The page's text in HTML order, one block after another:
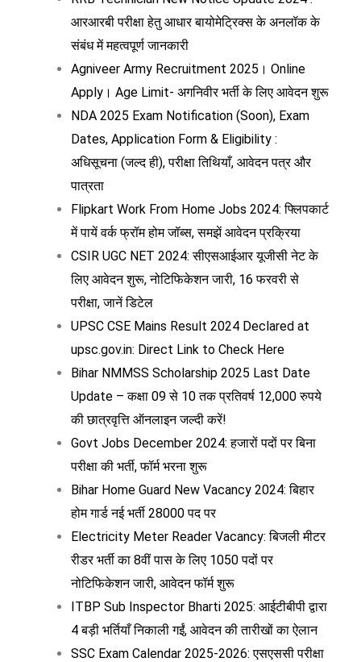
आरआरबी परीक्षा हेतु आधार बायोमेट्रिक्स के अनलॉक के
संबंध में महत्वपूर्ण जानकारी
Agniveer Army Recruitment 2025। Online
Apply। Age Limit- अगनिवीर भर्ती के लिए आवेदन शुरू
NDA 2025 Exam Notification (Soon), Exam
Dates, Application Form & Eligibility :
अधिसूचना (जल्द ही), परीक्षा तिथियाँ, आवेदन पत्र और
पात्रता
Flipkart Work From Home Jobs 2024: फ्लिपकार्ट
में पायें वर्क फ्रॉम होम जॉब्स, समझें आवेदन प्रक्रिया
CSIR UGC NET 2024: सीएसआईआर यूजीसी नेट के
लिए आवेदन शुरू, नोटिफिकेशन जारी, 16 फरवरी से
परीक्षा, जानें डिटेल
UPSC CSE Mains Result 2024 Declared at
upsc.gov.in: Direct Link to Check Here
Bihar NMMSS Scholarship 2025 Last Date
Update – कक्षा 09 से 10 तक प्रतिवर्ष 12,000 रुपये
की छात्रवृत्ति ऑनलाइन जल्दी करें!
Govt Jobs December 2024: हजारों पदों पर बिना
परीक्षा की भर्ती, फॉर्म भरना शुरू
Bihar Home Guard New Vacancy 2024: बिहार
होम गार्ड नई भर्ती 28000 पद पर
Electricity Meter Reader Vacancy: बिजली मीटर
रीडर भर्ती का 8वीं पास के लिए 1050 पदों पर
नोटिफिकेशन जारी, आवेदन फॉर्म शुरू
ITBP Sub Inspector Bharti 2025: आईटीबीपी द्वारा
4 बड़ी भर्तियाँ निकाली गईं, आवेदन की तारीखों का ऐलान
SSC Exam Calendar 2025-2026: एसएससी परीक्षा